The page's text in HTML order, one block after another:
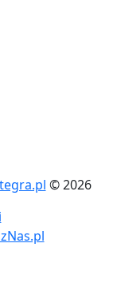
© 2026